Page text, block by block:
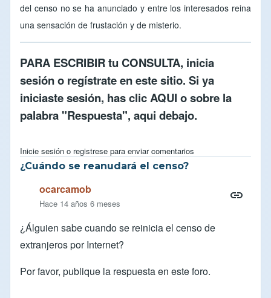
del censo no se ha anunciado y entre los interesados reina
una sensación de frustación y de misterio.
PARA ESCRIBIR tu CONSULTA, inicia
sesióno regístrate en este sitio. Si ya
iniciaste sesión, has clicAQUI o sobre la
palabra "Respuesta", aqui debajo.
Inicie sesión o registrese para enviar comentarios
¿Cuándo se reanudará el censo?
ocarcamob
Hace 14 años 6 meses
¿Álguien sabe cuando se reinicia el censo de
extranjeros por Internet?
Por favor, publique la respuesta en este foro.